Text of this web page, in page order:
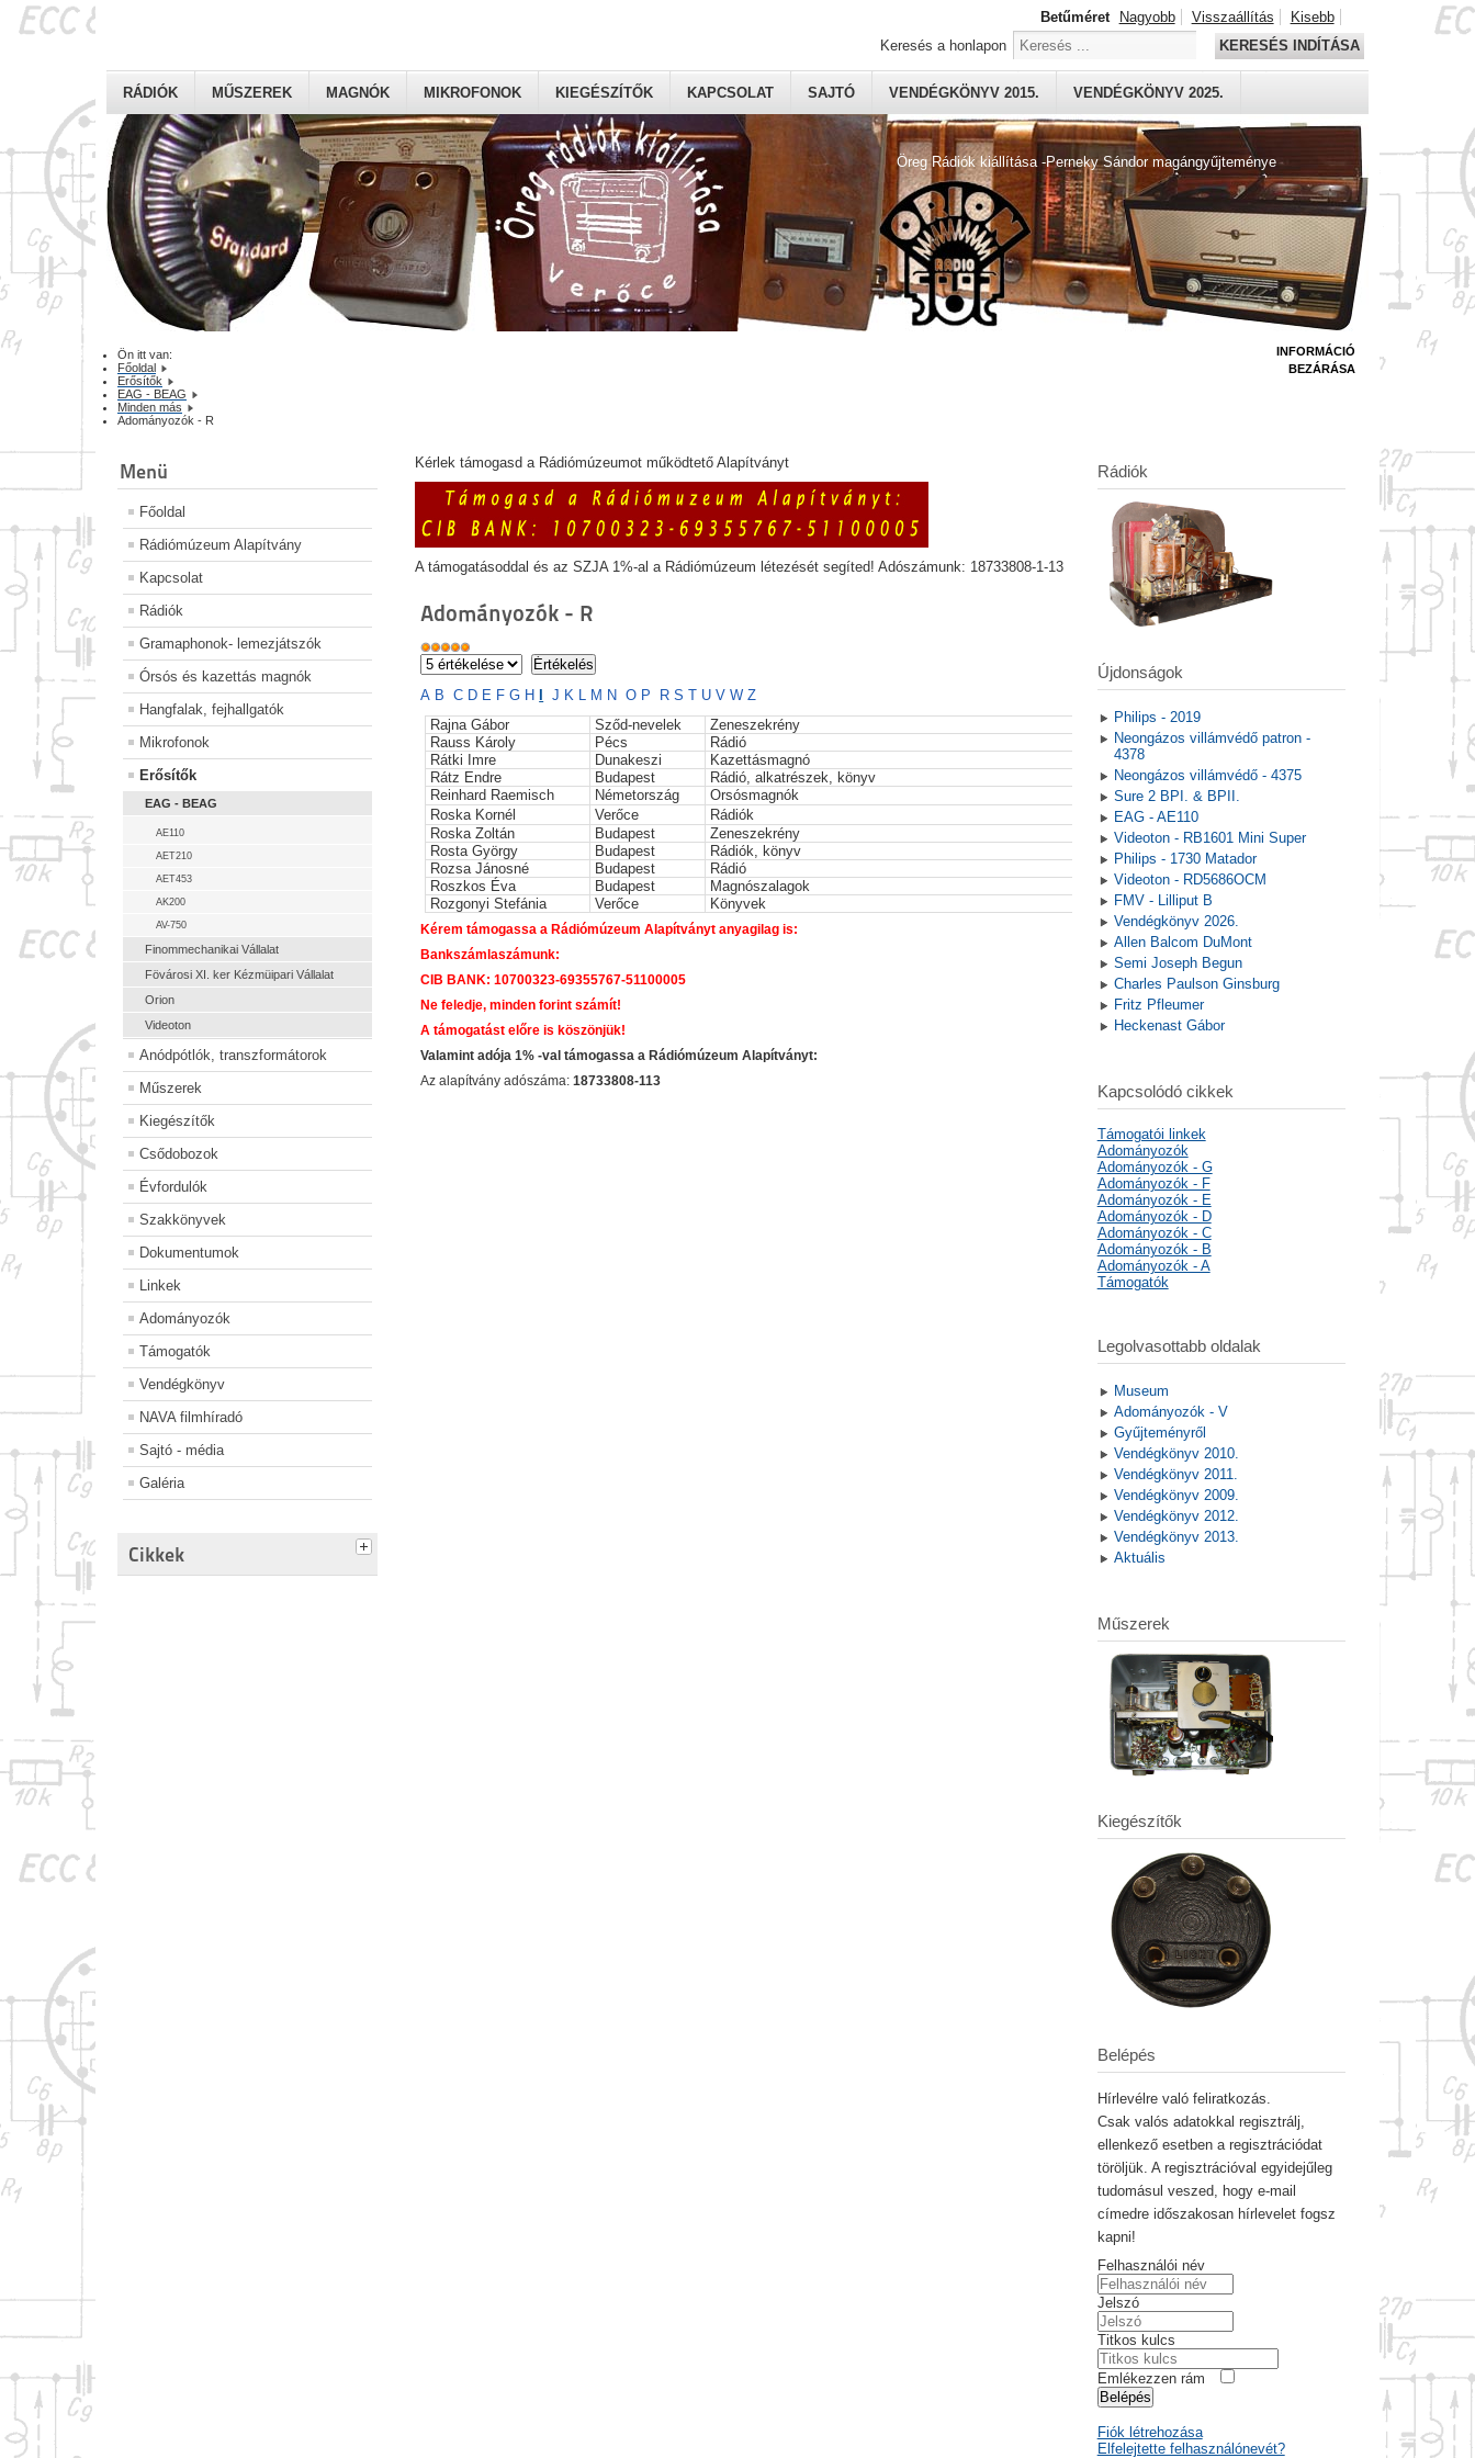
Öreg Rádiók kiállítása -Perneky Sándor magángyűjteménye
RÁDIÓK MŰSZEREK MAGNÓK MIKROFONOK KIEGÉSZÍTŐK KAPCSOLAT SAJTÓ VENDÉGKÖNYV 2015. VENDÉGKÖNYV 2025.
Betűméret Nagyobb Visszaállítás
Kisebb
Keresés a honlapon
KERESÉS INDÍTÁSA
Ön itt van:
Főoldal
Erősítők
EAG - BEAG
Minden más
Adományozók - R
Menü
Főoldal
Rádiómúzeum Alapítvány
Kapcsolat
Rádiók
Gramaphonok- lemezjátszók
Órsós és kazettás magnók
Hangfalak, fejhallgatók
Mikrofonok
Erősítők
EAG - BEAG
AE110
AET210
AET453
AK200
AV-750
Finommechanikai Vállalat
Fövárosi XI. ker Kézmüipari Vállalat
Orion
Videoton
Anódpótlók, transzformátorok
Műszerek
Kiegészítők
Csődobozok
Évfordulók
Szakkönyvek
Dokumentumok
Linkek
Adományozók
Támogatók
Vendégkönyv
NAVA filmhíradó
Sajtó - média
Galéria
Cikkek
Kérlek támogasd a Rádiómúzeumot működtető Alapítványt
A támogatásoddal és az SZJA 1%-al a Rádiómúzeum létezését segíted! Adószámunk: 18733808-1-13
Adományozók - R
A BC D E F G H J K L M NO P R S T U V W Z
Rajna Gábor
Sződ-nevelek
Zeneszekrény
Rauss Károly
Pécs
Rádió
Rátki Imre
Dunakeszi
Kazettásmagnó
Rátz Endre
Budapest
Rádió, alkatrészek, könyv
Reinhard Raemisch
Németország
Orsósmagnók
Roska Kornél
Verőce
Rádiók
Roska Zoltán
Budapest
Zeneszekrény
Rosta György
Budapest
Rádiók, könyv
Rozsa Jánosné
Budapest
Rádió
Roszkos Éva
Budapest
Magnószalagok
Rozgonyi Stefánia
Verőce Könyvek
Kérem támogassa a Rádiómúzeum Alapítványt anyagilag is:
Bankszámlaszámunk:
CIB BANK: 10700323-69355767-51100005
Ne feledje, minden forint számít!
A támogatást előre is köszönjük!
Valamint adója 1% -val támogassa a Rádiómúzeum Alapítványt:
Az alapítvány adószáma:18733808-113
INFORMÁCIÓ
BEZÁRÁSA
Rádiók
Újdonságok
Philips - 2019
Neongázos villámvédő patron -
4378
Neongázos villámvédő - 4375
Sure 2 BPI. & BPII.
EAG - AE110
Videoton - RB1601 Mini Super
Philips - 1730 Matador
Videoton - RD5686OCM
FMV - Lilliput B
Vendégkönyv 2026.
Allen Balcom DuMont
Semi Joseph Begun
Charles Paulson Ginsburg
Fritz Pfleumer
Heckenast Gábor
Kapcsolódó cikkek
Támogatói linkek
Adományozók
Adományozók - G
Adományozók - F
Adományozók - E
Adományozók - D
Adományozók - C
Adományozók - B
Adományozók - A
Támogatók
Legolvasottabb oldalak
Museum
Adományozók - V
Gyűjteményről
Vendégkönyv 2010.
Vendégkönyv 2011.
Vendégkönyv 2009.
Vendégkönyv 2012.
Vendégkönyv 2013.
Aktuális
Műszerek
Kiegészítők
Belépés
Hírlevélre való feliratkozás.
Csak valós adatokkal regisztrálj,
ellenkező esetben a regisztrációdat
töröljük. A regisztrációval egyidejűleg
tudomásul veszed, hogy e-mail
címedre időszakosan hírlevelet fogsz
kapni!
Felhasználói név
Jelszó
Titkos kulcs
Emlékezzen rám
Belépés
Fiók létrehozása
Elfelejtette felhasználónevét?